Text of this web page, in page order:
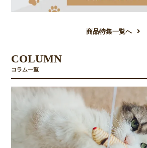
商品特集一覧へ
COLUMN
コラム一覧